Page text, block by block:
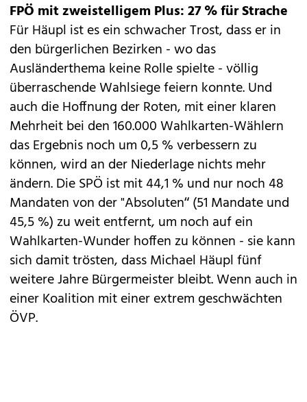
FPÖ mit zweistelligem Plus: 27% für Strache
Für Häupl ist es ein schwacher Trost, dass er in
den bürgerlichen Bezirken - wo das
Ausländerthema keine Rolle spielte - völlig
überraschende Wahlsiege feiern konnte. Und
auch die Hoffnung der Roten, mit einer klaren
Mehrheit bei den 160.000 Wahlkarten-Wählern
das Ergebnis noch um 0,5 % verbessern zu
können, wird an der Niederlage nichts mehr
ändern. Die SPÖ ist mit 44,1 % und nur noch 48
Mandaten von der "Absoluten“ (51 Mandate und
45,5 %) zu weit entfernt, um noch auf ein
Wahlkarten-Wunder hoffen zu können - sie kann
sich damit trösten, dass Michael Häupl fünf
weitere Jahre Bürgermeister bleibt. Wenn auch in
einer Koalition mit einer extrem geschwächten
ÖVP.